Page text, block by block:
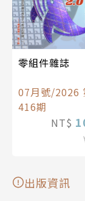
零組件雜誌
07月號/2026
416期
NT$
出版資訊